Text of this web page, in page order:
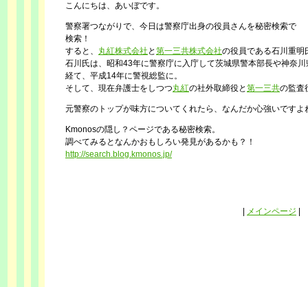
こんにちは、あいぼです。
警察署つながりで、今日は警察庁出身の役員さんを秘密検索で
検索！
すると、 丸紅株式会社 と第一三共株式会社の役員である石川重明
石川氏は、昭和43年に警察庁に入庁して茨城県警本部長や神奈
経て、平成14年に警視総監に。
そして、現在弁護士をしつつ丸紅の社外取締役と第一三共の監査
元警察のトップが味方についてくれたら、なんだか心強いですよ
Kmonosの隠し？ページである秘密検索。
調べてみるとなんかおもしろい発見があるかも？！
http://search.blog.kmonos.jp/
メインページ